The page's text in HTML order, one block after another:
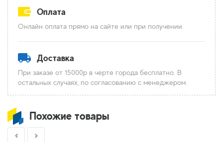
Оплата
Онлайн оплата прямо на сайте или при получении.
Доставка
При заказе от 15000р в черте города бесплатно. В
остальных случаях, по согласованию с менеджером.
Похожие товары